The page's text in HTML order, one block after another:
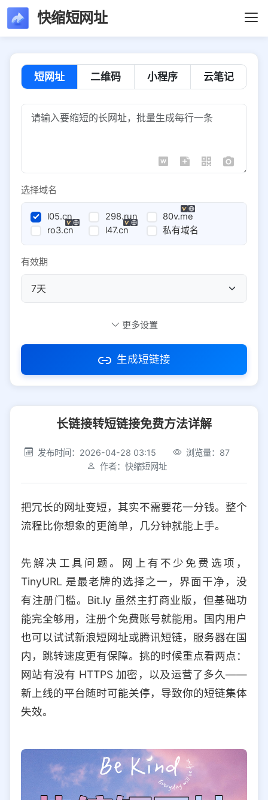
快缩短网址
短网址 二维码 小程序 云笔记
选择域名
l05.cn 298.run
80v.me
ro3.cn
l47.cn 私有域名
有效期
访问密码
社交平台 电商平台
选择防红平台类型，避免链接被拦截
iOS Android PC 其他
更多设置
生成短链接
长链接转短链接免费方法详解
发布时间：2026-04-28 03:15
浏览量：87
作者：快缩短网址
把冗长的网址变短，其实不需要花一分钱。整个
流程比你想象的更简单，几分钟就能上手。
先解决工具问题。网上有不少免费选项，
TinyURL 是最老牌的选择之一，界面干净，没
有注册门槛。Bit.ly 虽然主打商业版，但基础功
能完全够用，注册个免费账号就能用。国内用户
也可以试试新浪短网址或腾讯短链，服务器在国
内，跳转速度更有保障。挑的时候重点看两点：
网站有没有 HTTPS 加密，以及运营了多久——
新上线的平台随时可能关停，导致你的短链集体
失效。